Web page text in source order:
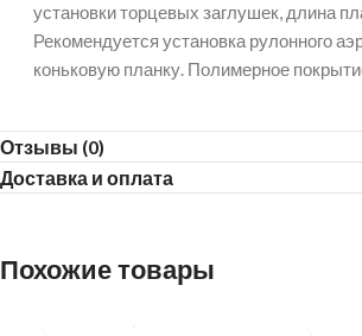
установки торцевых заглушек, длина
Рекомендуется установка рулонного
коньковую планку. Полимерное
Отзывы (0)
Доставка и оплата
Похожие товары